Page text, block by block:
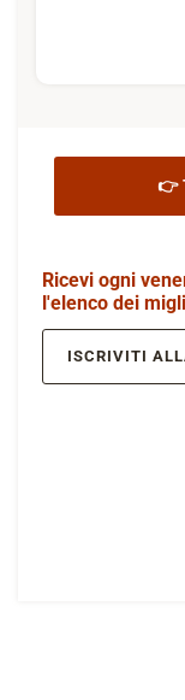
👉
Ricevi ogni
l'elenco dei
ISCRIVITI